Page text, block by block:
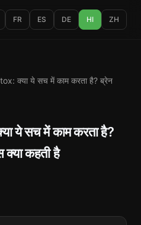
FR ES DE HI ZH
क्या ये सच में काम करता है? ब्रेन
ये सच में काम करता है?
क्या कहती है